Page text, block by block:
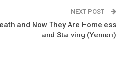
NEXT POST
and Now They Are Homeless
and Starving (Yemen)